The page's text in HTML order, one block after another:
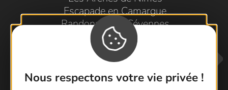
Nous respectons votre vie privée !
Escapade en Camargue
Randonnée en Cévennes